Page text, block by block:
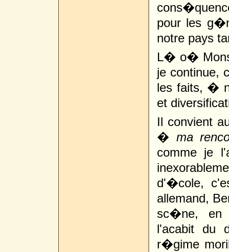
pour les
notre pays
L� o�
je continue,
les faits, �
et
Il convient
� ma
comme je
d'�cole,
allemand,
sc�ne, en
l'acabit du
r�gime